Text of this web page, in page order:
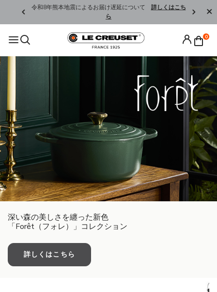
令和8年熊本地震によるお届け遅延について 詳しくはこち
ら
0
深い森の美しさを纏った新色
「Forêt（フォレ）」コレクション
詳しくはこちら